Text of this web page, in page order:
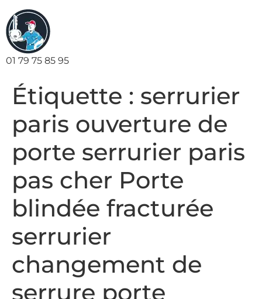
01 79 75 85 95
Étiquette : serrurier
paris ouverture de
porte serrurier paris
pas cher Porte
blindée fracturée
serrurier
changement de
serrure porte